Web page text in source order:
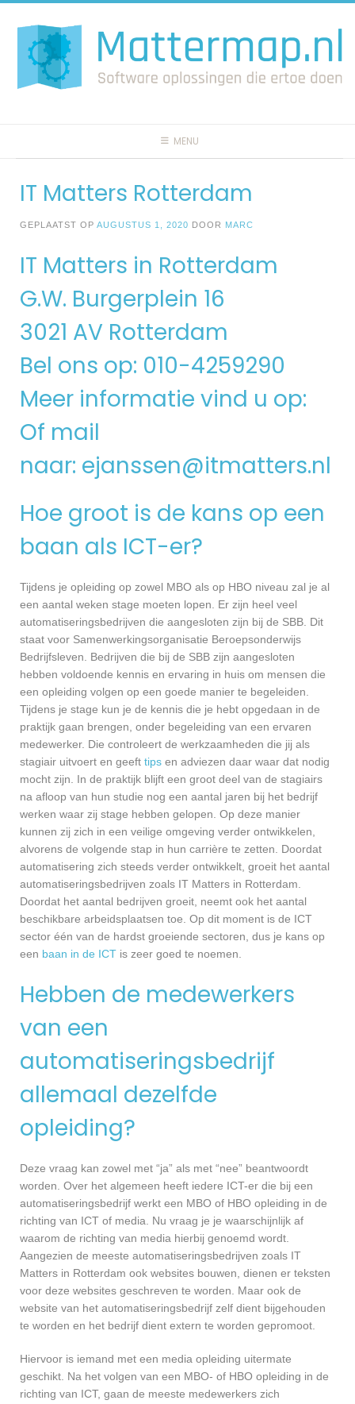
naar
inhoud
MENU
IT Matters Rotterdam
GEPLAATST OP AUGUSTUS 1, 2020 DOOR MARC
IT Matters in Rotterdam
G.W. Burgerplein 16
3021 AV Rotterdam
Bel ons op: 010-4259290
Meer informatie vind u op:
Of mail
naar: ejanssen@itmatters.nl
Hoe groot is de kans op een
baan als ICT-er?
Tijdens je opleiding op zowel MBO als op HBO niveau zal je al
een aantal weken stage moeten lopen. Er zijn heel veel
automatiseringsbedrijven die aangesloten zijn bij de SBB. Dit
staat voor Samenwerkingsorganisatie Beroepsonderwijs
Bedrijfsleven. Bedrijven die bij de SBB zijn aangesloten
hebben voldoende kennis en ervaring in huis om mensen die
een opleiding volgen op een goede manier te begeleiden.
Tijdens je stage kun je de kennis die je hebt opgedaan in de
praktijk gaan brengen, onder begeleiding van een ervaren
medewerker. Die controleert de werkzaamheden die jij als
stagiair uitvoert en geeft tips en adviezen daar waar dat nodig
mocht zijn. In de praktijk blijft een groot deel van de stagiairs
na afloop van hun studie nog een aantal jaren bij het bedrijf
werken waar zij stage hebben gelopen. Op deze manier
kunnen zij zich in een veilige omgeving verder ontwikkelen,
alvorens de volgende stap in hun carrière te zetten. Doordat
automatisering zich steeds verder ontwikkelt, groeit het aantal
automatiseringsbedrijven zoals IT Matters in Rotterdam.
Doordat het aantal bedrijven groeit, neemt ook het aantal
beschikbare arbeidsplaatsen toe. Op dit moment is de ICT
sector één van de hardst groeiende sectoren, dus je kans op
een baan in de ICT is zeer goed te noemen.
Hebben de medewerkers
van een
automatiseringsbedrijf
allemaal dezelfde
opleiding?
Deze vraag kan zowel met “ja” als met “nee” beantwoordt
worden. Over het algemeen heeft iedere ICT-er die bij een
automatiseringsbedrijf werkt een MBO of HBO opleiding in de
richting van ICT of media. Nu vraag je je waarschijnlijk af
waarom de richting van media hierbij genoemd wordt.
Aangezien de meeste automatiseringsbedrijven zoals IT
Matters in Rotterdam ook websites bouwen, dienen er teksten
voor deze websites geschreven te worden. Maar ook de
website van het automatiseringsbedrijf zelf dient bijgehouden
te worden en het bedrijf dient extern te worden gepromoot.
Hiervoor is iemand met een media opleiding uitermate
geschikt. Na het volgen van een MBO- of HBO opleiding in de
richting van ICT, gaan de meeste medewerkers zich